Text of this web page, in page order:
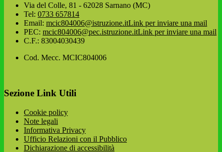
Via del Colle, 81 - 62028 Sarnano (MC)
Tel: 0733 657814
Email: mcic804006@istruzione.itLink per inviare una mail
PEC: mcic804006@pec.istruzione.itLink per inviare una mail
C.F.: 83004030439
Cod. Mecc. MCIC804006
Sezione Link Utili
Cookie policy
Note legali
Informativa Privacy
Ufficio Relazioni con il Pubblico
Dichiarazione di accessibilità